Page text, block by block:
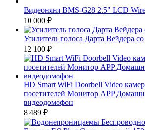
Видеоняня BMS-G28 2.5" LCD
10 000 ₽
Усилитель голоса Дарта Вейдера
12 100 ₽
HD Smart WiFi Doorbell Video
посетителей Монитор APP
видеодомофон
8 489 ₽